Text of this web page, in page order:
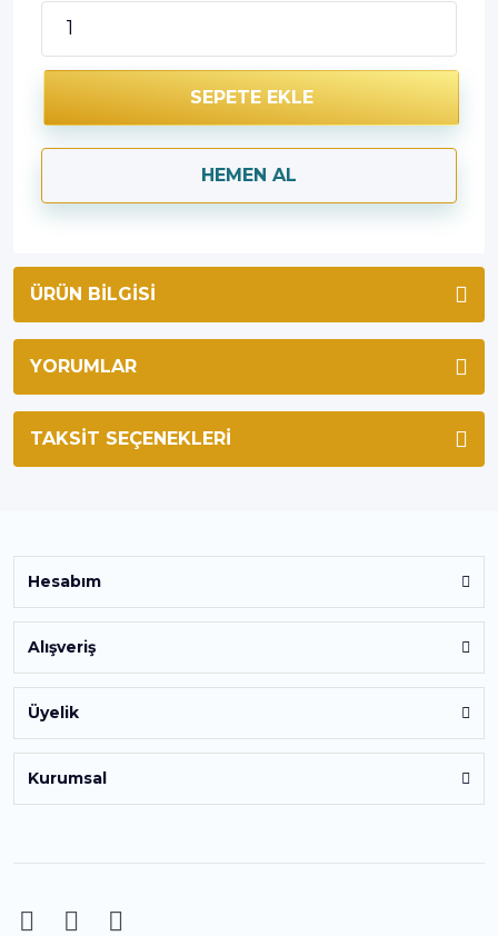
SEPETE EKLE
HEMEN AL
ÜRÜN BILGISI
YORUMLAR
TAKSIT SEÇENEKLERI
Hesabım
Alışveriş
Üyelik
Kurumsal